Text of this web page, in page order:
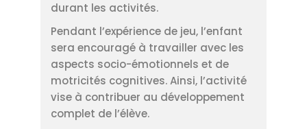
durant les activités.
Pendant l’expérience de jeu, l’enfant
sera encouragé à travailler avec les
aspects socio-émotionnels et de
motricités cognitives. Ainsi, l’activité
vise à contribuer au développement
complet de l’élève.